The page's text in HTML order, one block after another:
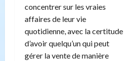
concentrer sur les vraies
affaires de leur vie
quotidienne, avec la certitude
d’avoir quelqu’un qui peut
gérer la vente de manière